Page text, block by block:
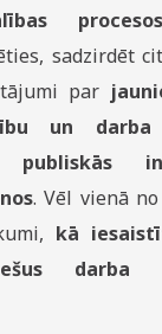
procesos
sadzirdēt
par
un
. Vēl vienā
kā
darba